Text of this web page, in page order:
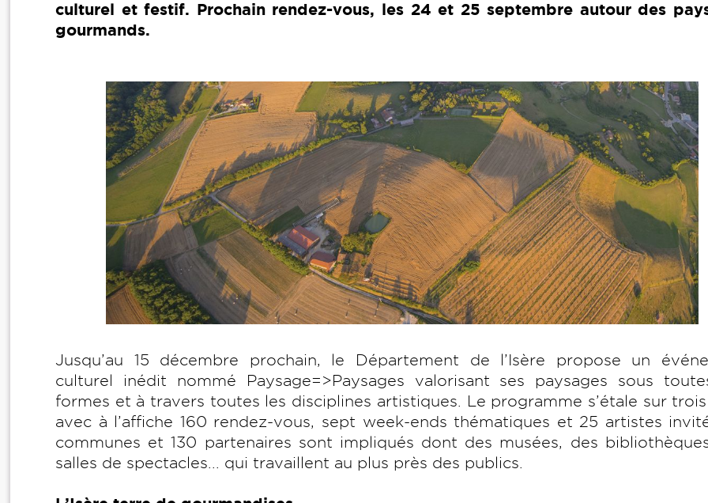
culturel et festif. Prochain rendez-vous, les 24 et 25 septembre autour des
gourmands.
Jusqu’au 15 décembre prochain, le Département de l’Isère propose un
culturel inédit nommé Paysage=>Paysages valorisant ses paysages sous
formes et à travers toutes les disciplines artistiques. Le programme s’étale sur
avec à l’affiche 160 rendez-vous, sept week-ends thématiques et 25 artistes
communes et 130 partenaires sont impliqués dont des musées, des
salles de spectacles... qui travaillent au plus près des publics.